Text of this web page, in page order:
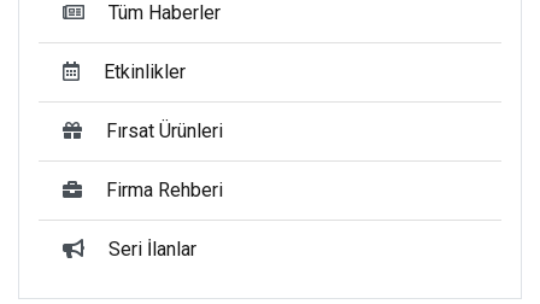
Tüm Haberler
Etkinlikler
Fırsat Ürünleri
Firma Rehberi
Seri İlanlar